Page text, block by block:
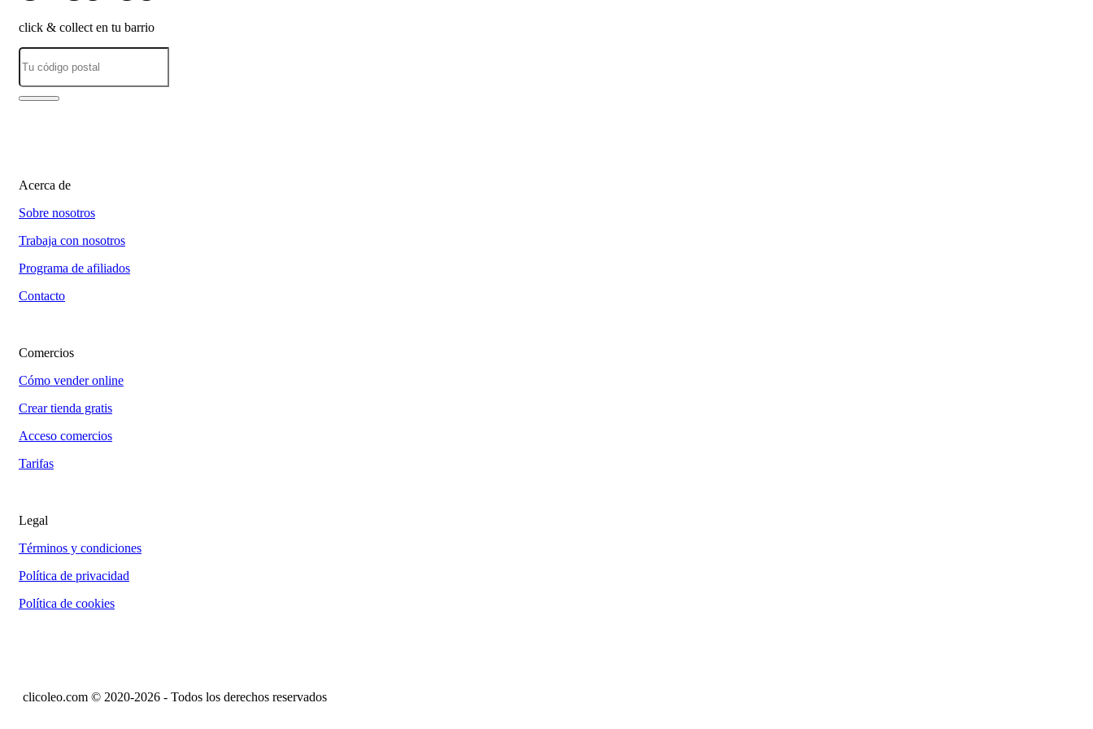
click & collect en tu barrio
Acerca de
Sobre nosotros
Trabaja con nosotros
Programa de afiliados
Contacto
Comercios
Cómo vender online
Crear tienda gratis
Acceso comercios
Tarifas
Legal
Términos y condiciones
Política de privacidad
Política de cookies
clicoleo.com © 2020-2026 - Todos los derechos reservados